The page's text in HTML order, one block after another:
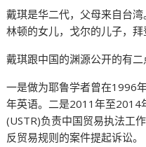
戴琪是华二代，父母来自台
林顿的女儿，戈尔的儿子，拜
戴琪跟中国的渊源公开的有二
一是做为耶鲁学者曾在1996
年英语。二是2011年至2014
(USTR)负责中国贸易执法工
反贸易规则的案件提起诉讼。